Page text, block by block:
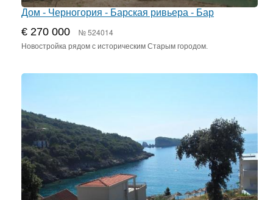
Дом - Черногория - Барская ривьера - Бар
€ 270 000 № 524014
Новостройка рядом с историческим Старым городом.